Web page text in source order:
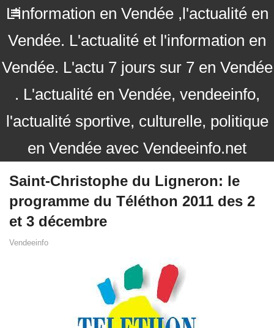
L'information en Vendée ,l'actualité en
Vendée. L'actualité et l'information en
Vendée. L'actu 7 jours sur 7 en Vendée
. L'actualité en Vendée, vendeeinfo,
l'actualité sportive, culturelle, politique
en Vendée avec Vendeeinfo.net
Saint-Christophe du Ligneron: le
programme du Téléthon 2011 des 2
et 3 décembre
Vendeeinfo